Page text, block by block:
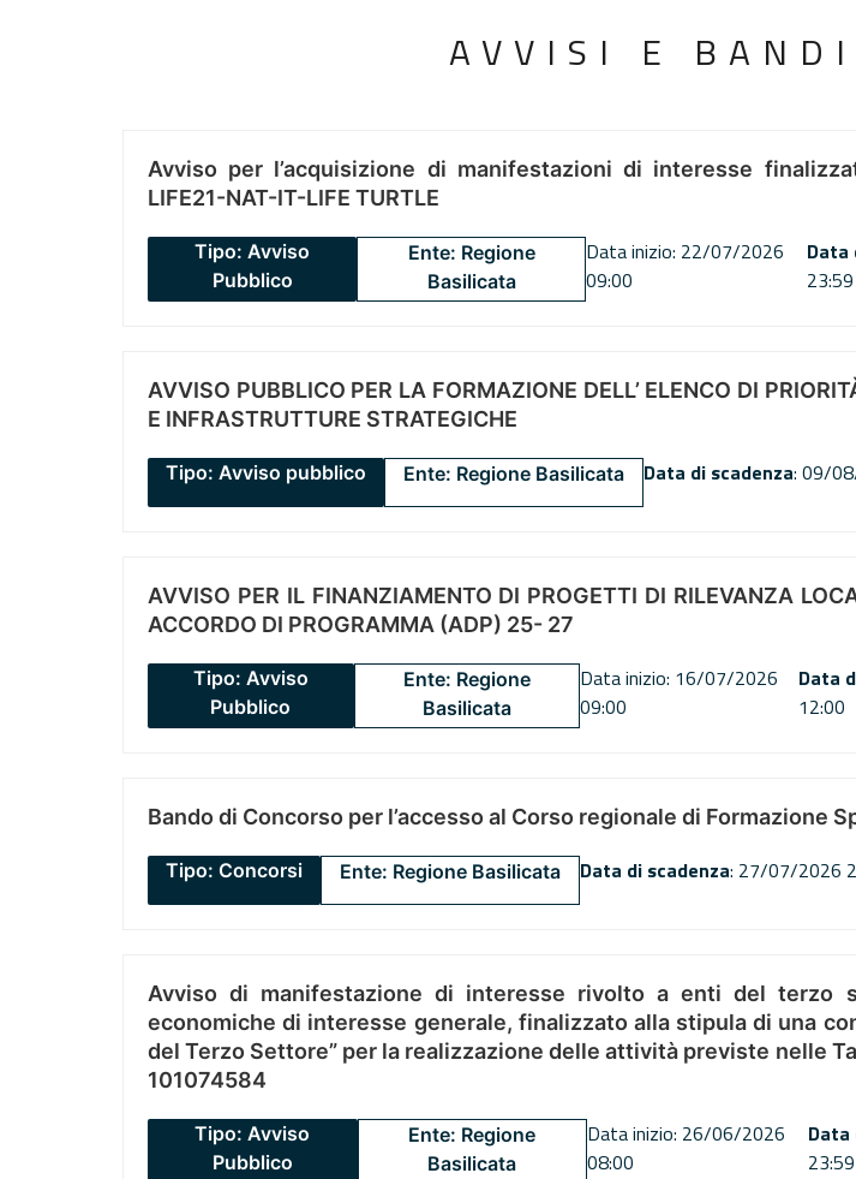
AVVISI E
Avviso per l’acquisizione di manifestazioni di interesse
LIFE21-NAT-IT-LIFE TURTLE
Tipo: Avviso
Pubblico
Ente: Regione
Basilicata
Data inizio: 22/07/2026
09:00
Data
23:59
AVVISO PUBBLICO PER LA FORMAZIONE DELL’ ELENCO DI
E INFRASTRUTTURE STRATEGICHE
Tipo: Avviso pubblico Ente: Regione Basilicata Data di scadenza: 09/
AVVISO PER IL FINANZIAMENTO DI PROGETTI DI RILEVANZA
ACCORDO DI PROGRAMMA (ADP) 25- 27
Tipo: Avviso
Pubblico
Ente: Regione
Basilicata
Data inizio: 16/07/2026
09:00
Data
12:00
Bando di Concorso per l’accesso al Corso regionale di
Tipo: Concorsi Ente: Regione Basilicata Data di scadenza: 27/07/2026
Avviso di manifestazione di interesse rivolto a enti del terzo
economiche di interesse generale, finalizzato alla stipula di una
del Terzo Settore” per la realizzazione delle attività previste nelle
101074584
Tipo: Avviso
Pubblico
Ente: Regione
Basilicata
Data inizio: 26/06/2026
08:00
Data
23:59